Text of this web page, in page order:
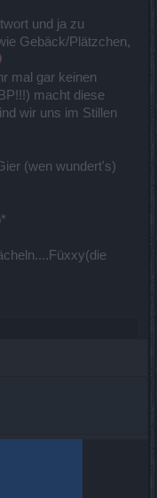
und ja zu
Gebäck/Plätzchen,
mal gar keinen
macht diese
wir uns im Stillen
(wen wundert's)